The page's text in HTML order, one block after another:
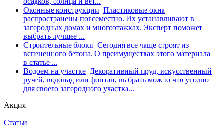
Оконные конструкции Пластиковые окна
распространены повсеместно. Их устанавливают в
загородных домах и многоэтажках. Эксперт поможет
выбрать лучшее ...
Строительные блоки Сегодня все чаще строят из
вспененного бетона. О преимуществах этого материала
в статье ...
Водоем на участке Декоративный пруд, искусственный
ручей, водопад или фонтан, выбрать можно что угодно
для своего загородного участка...
Акция
Статьи